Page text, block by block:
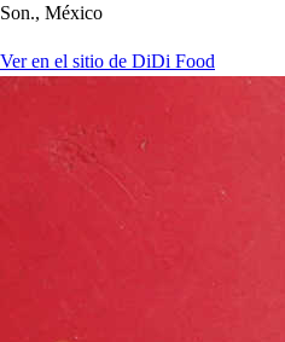
Son., México
Ver en el sitio de DiDi Food